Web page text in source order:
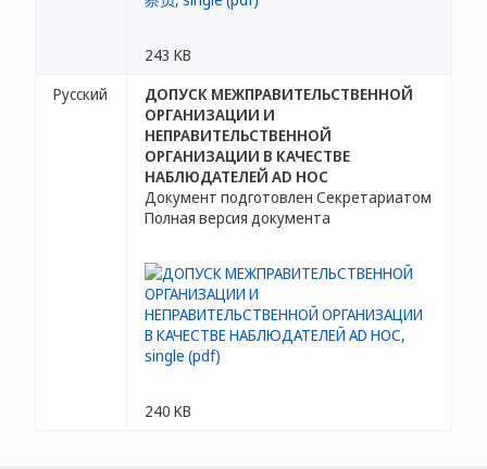
243 KB
Русский
ДОПУСК МЕЖПРАВИТЕЛЬСТВЕННОЙ
ОРГАНИЗАЦИИ И
НЕПРАВИТЕЛЬСТВЕННОЙ
ОРГАНИЗАЦИИ В КАЧЕСТВЕ
НАБЛЮДАТЕЛЕЙ AD HOC
Документ подготовлен Секретариатом
Полная версия документа
240 KB